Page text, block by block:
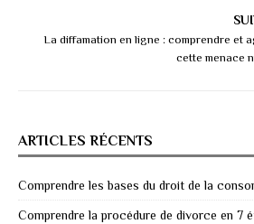
La diffamation en ligne : comprendre et
cette menace
ARTICLES RÉCENTS
Comprendre les bases du droit de la
Comprendre la procédure de divorce en 7